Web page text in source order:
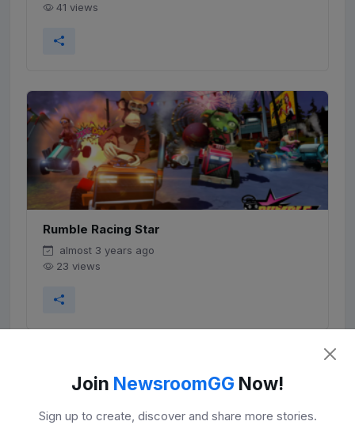
Join NewsroomGG Now!
Sign up to create, discover and share more stories.
41 views
Rumble Racing Star
almost 3 years ago
23 views